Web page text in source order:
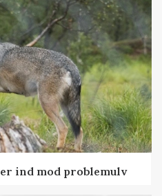
ind mod problemulv